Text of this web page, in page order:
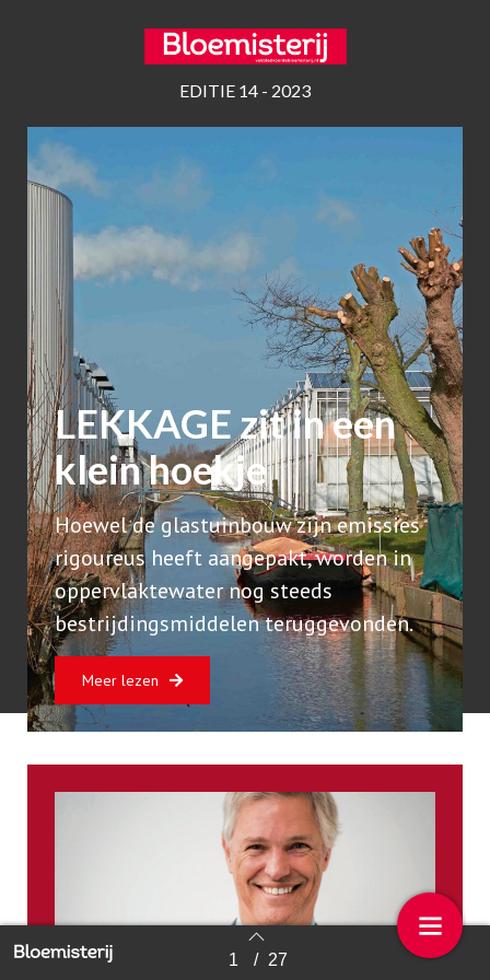
Back to index 1 / 27
EDITIE 14 - 2023
LEKKAGE zit in een
klein hoekje
Hoewel de glastuinbouw zijn emissies
rigoureus heeft aangepakt, worden in
oppervlaktewater nog steeds
bestrijdingsmiddelen teruggevonden.
Meer lezen